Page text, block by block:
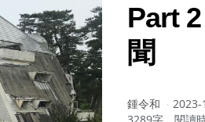
Part
聞
作
者：
鍾令和
2023-